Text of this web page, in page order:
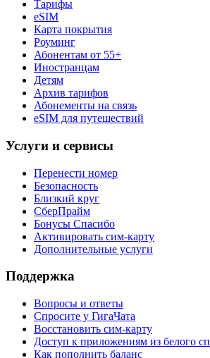
Тарифы
eSIM
Карта покрытия
Роуминг
Абонентам от 55+
Иностранцам
Детям
Архив тарифов
Абонементы на связь
eSIM для путешествий
Услуги и сервисы
Перенести номер
Безопасность
Близкий круг
СберПрайм
Бонусы Спасибо
Активировать сим-карту
Дополнительные услуги
Поддержка
Вопросы и ответы
Спросите у ГигаЧата
Восстановить сим-карту
Доступ к приложениям из белого
Как пополнить баланс